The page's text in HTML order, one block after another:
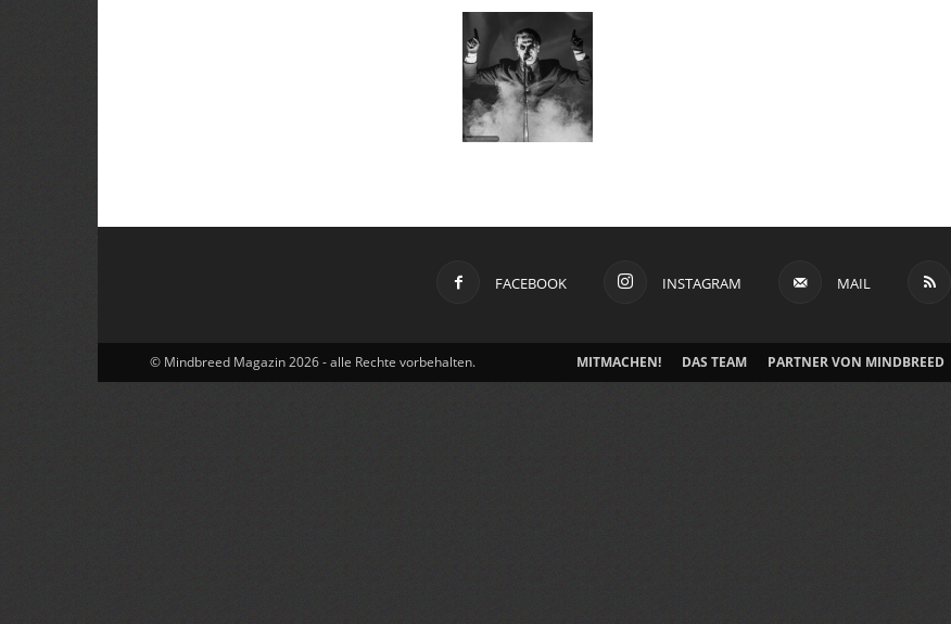
FACEBOOK INSTAGRAM MAIL
MITMACHEN! DAS TEAM PARTNER VON MINDBREED
© Mindbreed Magazin 2026 - alle Rechte vorbehalten.